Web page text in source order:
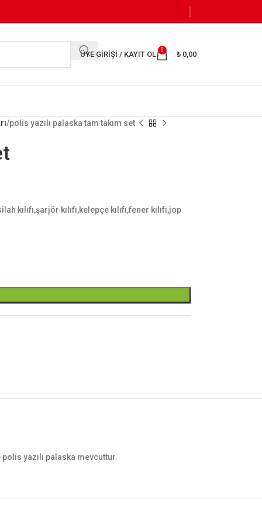
ÜYE GIRIŞI / KAYIT OL
0
₺ 0,00
polis yazılı palaska tam takım set
kılıfı,şarjör kılıfı,kelepçe kılıfı,fener kılıfı,jop
polis yazılı palaska mevcuttur.